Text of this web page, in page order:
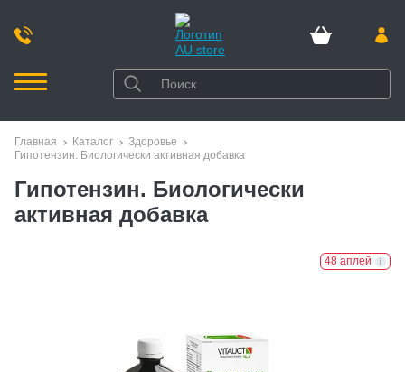
Главная Каталог
Здоровье
Гипотензин. Биологически активная добавка
Гипотензин. Биологически
активная добавка
48 аплей